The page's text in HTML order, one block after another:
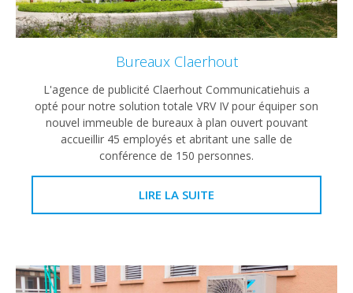
Bureaux Claerhout
L'agence de publicité Claerhout Communicatiehuis a
opté pour notre solution totale VRV IV pour équiper son
nouvel immeuble de bureaux à plan ouvert pouvant
accueillir 45 employés et abritant une salle de
conférence de 150 personnes.
LIRE LA SUITE